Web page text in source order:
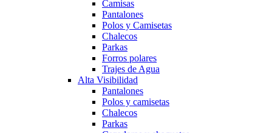
Camisas
Pantalones
Polos y Camisetas
Chalecos
Parkas
Forros polares
Trajes de Agua
Alta Visibilidad
Pantalones
Polos y camisetas
Chalecos
Parkas